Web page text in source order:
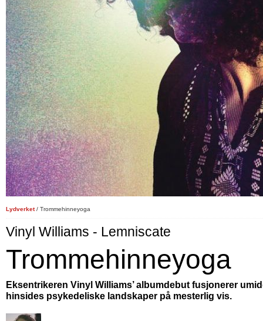
Lydverket/ Trommehinneyoga
Vinyl Williams - Lemniscate
Trommehinneyoga
Eksentrikeren Vinyl Williams’ albumdebut fusjonerer
hinsides psykedeliske landskaper på mesterlig vis.